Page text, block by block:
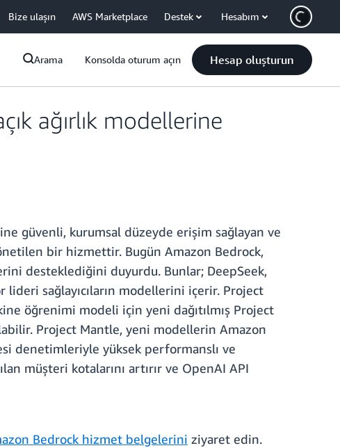
Bize ulaşın AWS Marketplace Destek Hesabım
Arama Konsolda oturum açın Hesap oluşturun
ağırlık modellerine
güvenli, kurumsal düzeyde erişim sağlayan ve
bir hizmettir. Bugün Amazon Bedrock,
desteklediğini duyurdu. Bunlar; DeepSeek,
sağlayıcıların modellerini içerir. Project
öğrenimi modeli için yeni dağıtılmış Project
Project Mantle, yeni modellerin Amazon
denetimleriyle yüksek performanslı ve
müşteri kotalarını artırır ve OpenAI API
Bedrock hizmet belgelerini ziyaret edin.